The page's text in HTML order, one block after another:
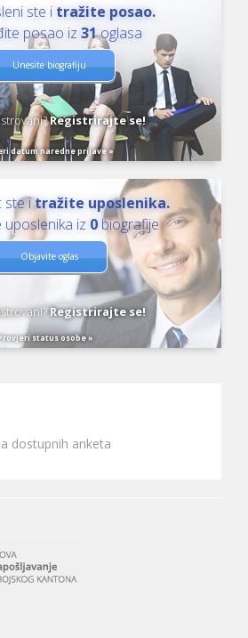
ste i tražite posao.
posao iz 31oglasa
Unesite biografiju
Registrirajte se!
datum naredne prijave »
ste itražite uposlenika.
iz 0 biografije
Objavite oglas
Registrirajte se!
status osobe »
dostupnih anketa